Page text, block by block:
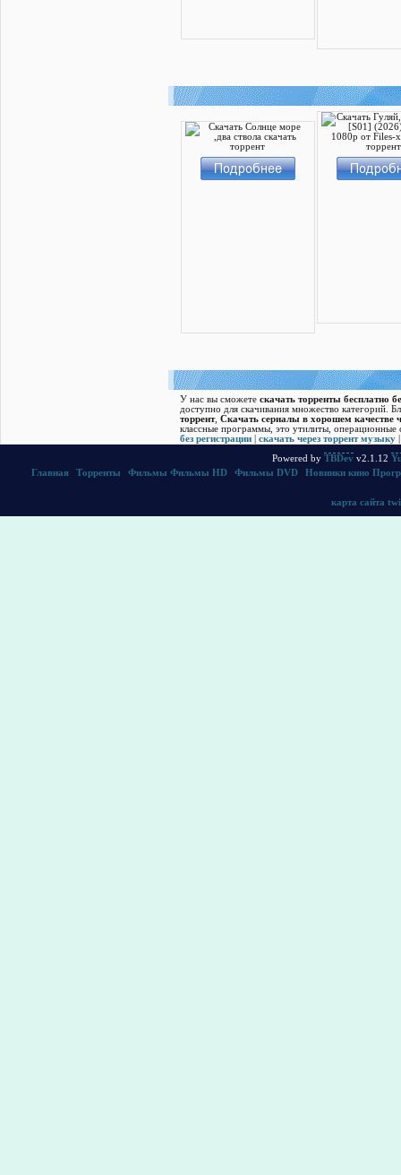
У нас вы сможете скачать торренты бесплатно
доступно для скачивания множество категорий.
торрент, Скачать cериалы в хорошем качестве
классные программы, это утилиты,
без регистрации| скачать через торрент музыку
Powered by TBDev v2.1.12
Главная
Торренты Фильмы Фильмы HD Фильмы DVD Новинки кино
карта сайта